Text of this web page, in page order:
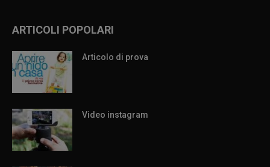
ARTICOLI POPOLARI
Articolo di prova
Video instagram